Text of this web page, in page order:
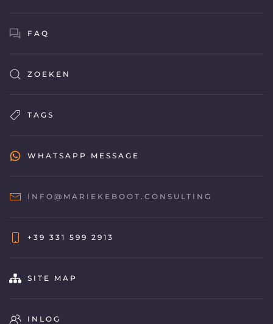
FAQ
ZOEKEN
TAGS
WHATSAPP MESSAGE
INFO@MARIEKEBOOT.CONSULTING
+39 331 599 2913
SITE MAP
INLOG